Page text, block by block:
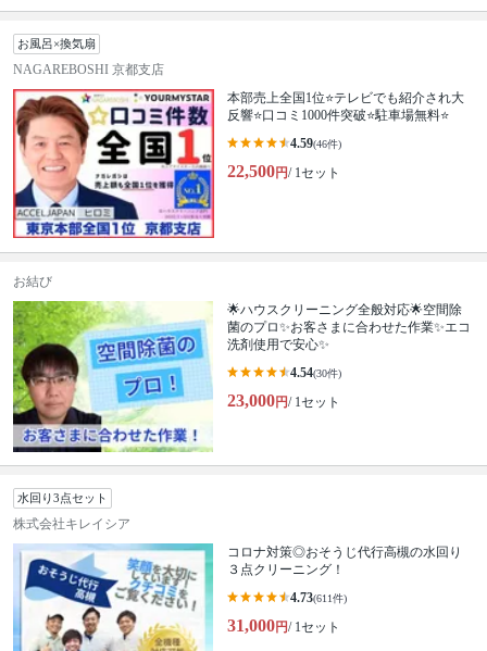
お風呂×換気扇
NAGAREBOSHI 京都支店
本部売上全国1位⭐テレビでも紹介され大
反響⭐️口コミ1000件突破⭐️駐車場無料⭐
4.59(46件)
22,500円/ 1セット
お結び
🌟ハウスクリーニング全般対応🌟空間除
菌のプロ✨お客さまに合わせた作業✨エコ
洗剤使用で安心✨
4.54(30件)
23,000円/ 1セット
水回り3点セット
株式会社キレイシア
コロナ対策◎おそうじ代行高槻の水回り
３点クリーニング！
4.73(611件)
31,000円/ 1セット